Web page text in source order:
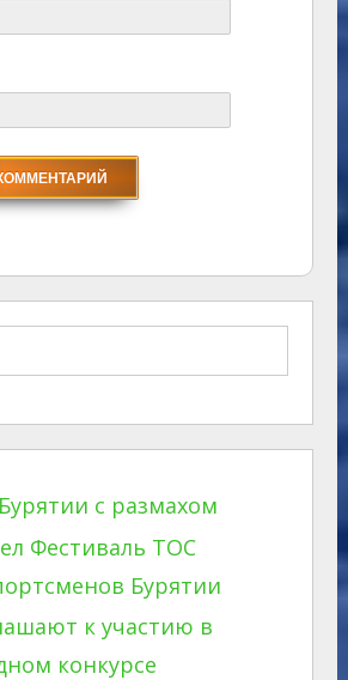
с размахом
Фестиваль ТОС
Бурятии
к участию в
конкурсе